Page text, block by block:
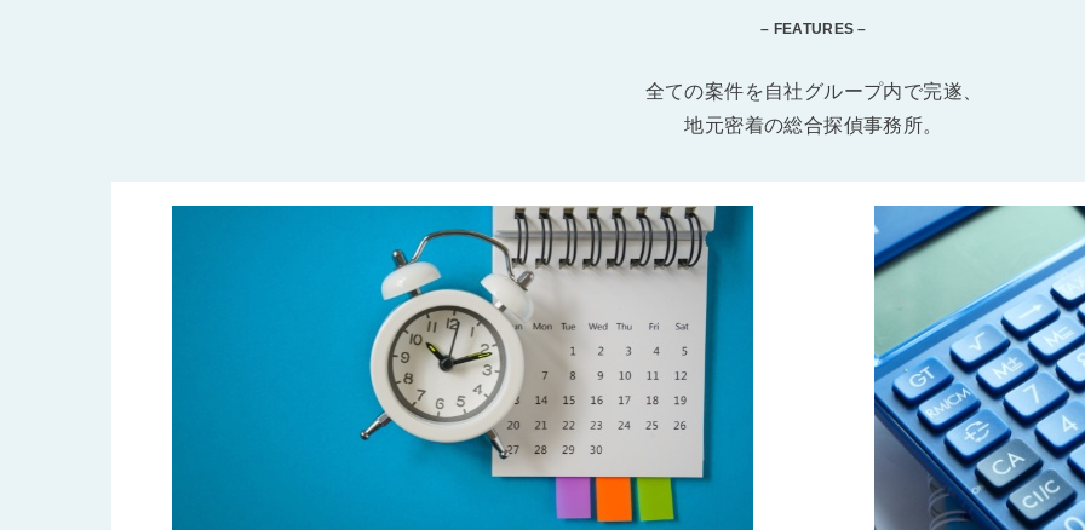
– FEATURES –
全ての案件を自社グループ内で完遂、
地元密着の総合探偵事務所。